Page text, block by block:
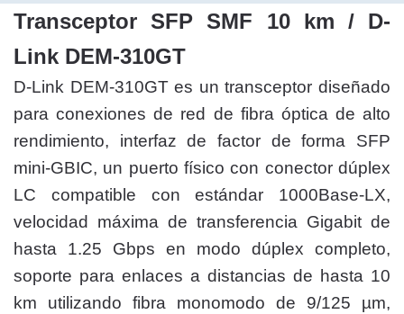
Transceptor SFP SMF 10 km / D-
Link DEM-310GT
D-Link DEM-310GT es un transceptor diseñado
para conexiones de red de fibra óptica de alto
rendimiento, interfaz de factor de forma SFP
mini-GBIC, un puerto físico con conector dúplex
LC compatible con estándar 1000Base-LX,
velocidad máxima de transferencia Gigabit de
hasta 1.25 Gbps en modo dúplex completo,
soporte para enlaces a distancias de hasta 10
km utilizando fibra monomodo de 9/125 µm,